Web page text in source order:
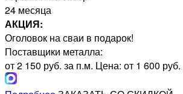
24 месяца
АКЦИЯ:
Оголовок на сваи в подарок!
Поставщики металла:
от 2 150 руб. за п.м. Цена: от 1 600 руб.